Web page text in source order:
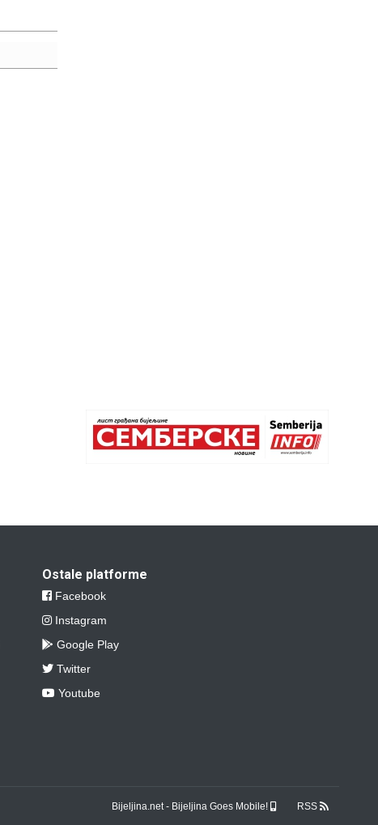
Ostale platforme
Facebook
Instagram
Google Play
Twitter
Youtube
Bijeljina.net - Bijeljina Goes Mobile! RSS